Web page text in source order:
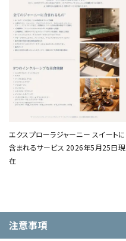
エクスプローラジャーニー スイートに
含まれるサービス 2026年5月25日現
在
注意事項